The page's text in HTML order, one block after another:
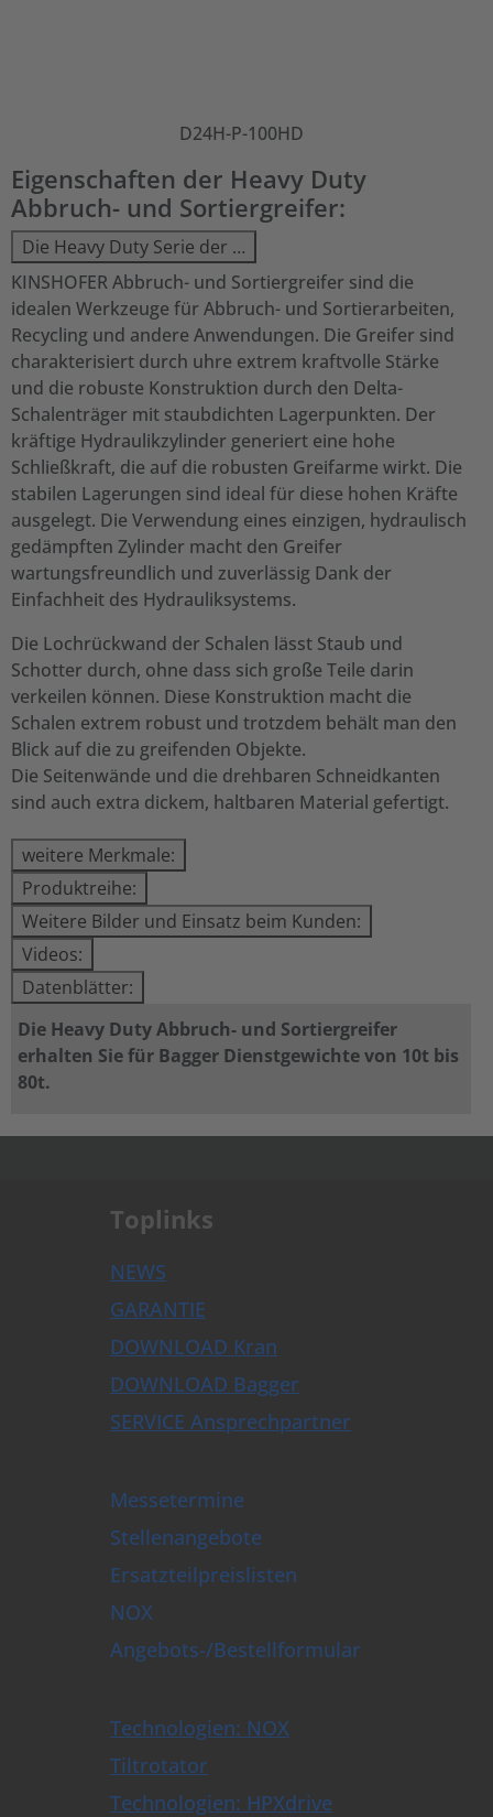
D24H-P-100HD
Eigenschaften der Heavy Duty
Abbruch- und Sortiergreifer:
Die Heavy Duty Serie der …
KINSHOFER Abbruch- und Sortiergreifer sind die
idealen Werkzeuge für Abbruch- und Sortierarbeiten,
Recycling und andere Anwendungen. Die Greifer sind
charakterisiert durch uhre extrem kraftvolle Stärke
und die robuste Konstruktion durch den Delta-
Schalenträger mit staubdichten Lagerpunkten. Der
kräftige Hydraulikzylinder generiert eine hohe
Schließkraft, die auf die robusten Greifarme wirkt. Die
stabilen Lagerungen sind ideal für diese hohen Kräfte
ausgelegt. Die Verwendung eines einzigen, hydraulisch
gedämpften Zylinder macht den Greifer
wartungsfreundlich und zuverlässig Dank der
Einfachheit des Hydrauliksystems.
Die Lochrückwand der Schalen lässt Staub und
Schotter durch, ohne dass sich große Teile darin
verkeilen können. Diese Konstruktion macht die
Schalen extrem robust und trotzdem behält man den
Blick auf die zu greifenden Objekte.
Die Seitenwände und die drehbaren Schneidkanten
sind auch extra dickem, haltbaren Material gefertigt.
weitere Merkmale:
Produktreihe:
Weitere Bilder und Einsatz beim Kunden:
Videos:
Datenblätter:
Die Heavy Duty Abbruch- und Sortiergreifer
erhalten Sie für Bagger Dienstgewichte von 10t bis
80t.
Toplinks
NEWS
GARANTIE
DOWNLOAD Kran
DOWNLOAD Bagger
SERVICE Ansprechpartner
Messetermine
Stellenangebote
Ersatzteilpreislisten
NOX
Angebots-/Bestellformular
Technologien: NOX
Tiltrotator
Technologien: HPXdrive